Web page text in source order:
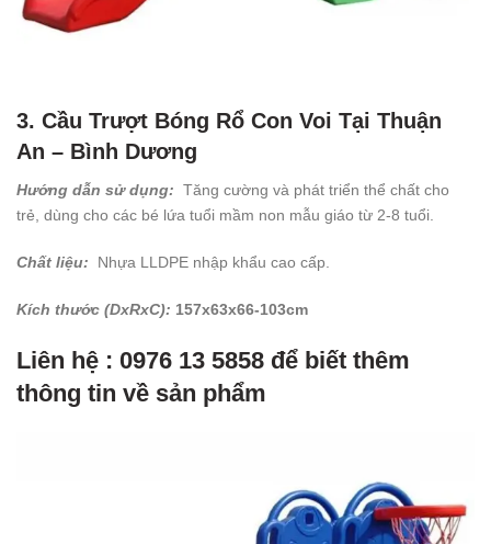
3. Cầu Trượt Bóng Rổ Con Voi Tại Thuận
An – Bình Dương
Hướng dẫn sử dụng: Tăng cường và phát triển thể chất cho
trẻ, dùng cho các bé lứa tuổi mầm non mẫu giáo từ 2-8 tuổi.
Chất liệu: Nhựa LLDPE nhập khẩu cao cấp.
Kích thước (DxRxC): 157x63x66-103cm
Liên hệ : 0976 13 5858 để biết thêm
thông tin về sản phẩm